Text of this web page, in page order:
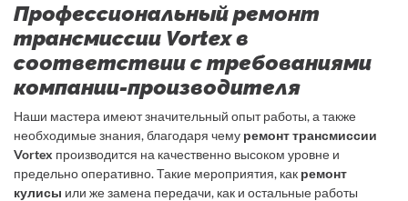
Профессиональный ремонт
трансмиссии Vortex в
соответствии с требованиями
компании-производителя
Наши мастера имеют значительный опыт работы, а также
необходимые знания, благодаря чему ремонт трансмиссии
Vortex производится на качественно высоком уровне и
предельно оперативно. Такие мероприятия, как ремонт
кулисы или же замена передачи, как и остальные работы